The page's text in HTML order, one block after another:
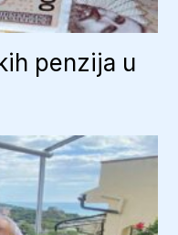
penzija u